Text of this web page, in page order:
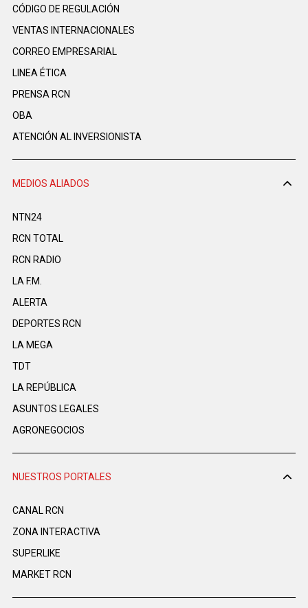
CÓDIGO DE REGULACIÓN
VENTAS INTERNACIONALES
CORREO EMPRESARIAL
LINEA ÉTICA
PRENSA RCN
OBA
ATENCIÓN AL INVERSIONISTA
MEDIOS ALIADOS
NTN24
RCN TOTAL
RCN RADIO
LA F.M.
ALERTA
DEPORTES RCN
LA MEGA
TDT
LA REPÚBLICA
ASUNTOS LEGALES
AGRONEGOCIOS
NUESTROS PORTALES
CANAL RCN
ZONA INTERACTIVA
SUPERLIKE
MARKET RCN